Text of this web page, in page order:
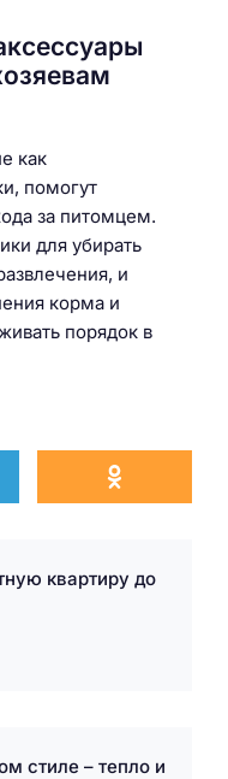
как
помогут
за питомцем.
для убирать
и
корма и
порядок в
квартиру до
стиле – тепло и